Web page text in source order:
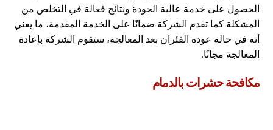
الحصول على خدمة عالية الجودة ونتائج فعالة في التخلص من
المشكلة كما تقدم الشركة ضمانًا على الخدمة المقدمة، ما يعني
أنه في حالة عودة الفئران بعد المعالجة، ستقوم الشركة بإعادة
المعالجة مجانًا.
مكافحة حشرات بالدمام